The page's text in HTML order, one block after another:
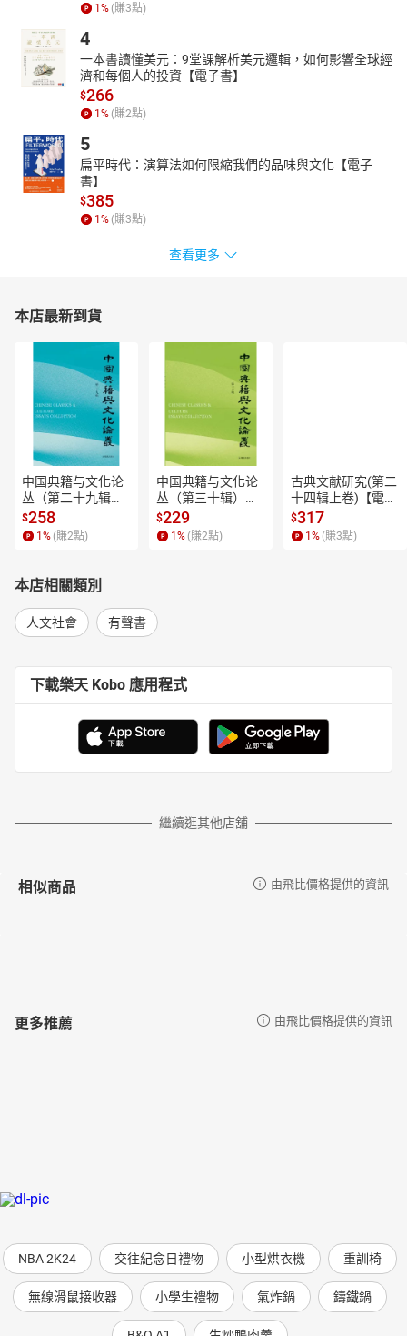
1 % (賺3點)
4
一本書讀懂美元：9堂課解析美元邏輯，如何影響全球經
濟和每個人的投資【電子書】
$266
1 % (賺2點)
5
扁平時代：演算法如何限縮我們的品味與文化【電子
書】
$385
1 % (賺3點)
查看更多
本店最新到貨
中国典籍与文化论
丛（第二十九辑）
【電子書】
$258
1 % (賺2點)
中国典籍与文化论
丛（第三十辑）
【電子書】
$229
1 % (賺2點)
古典文献研究(第二
十四辑上卷)【電子
書】
$317
1 % (賺3點)
本店相關類別
人文社會 有聲書
下載樂天 Kobo 應用程式
繼續逛其他店舖
相似商品 由飛比價格提供的資訊
更多推薦 由飛比價格提供的資訊
NBA 2K24 交往紀念日禮物 小型烘衣機 重訓椅
無線滑鼠接收器 小學生禮物 氣炸鍋 鑄鐵鍋